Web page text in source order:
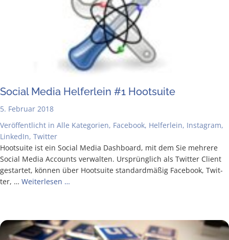
Social Media Hel­fer­lein #1 Hootsuite
5. Februar 2018
Veröffentlicht in Alle Kategorien, Facebook, Helferlein, Instagram,
LinkedIn, Twitter
Hoot­suite ist ein Social Media Dash­board, mit dem Sie meh­re­re
Social Media Accounts ver­wal­ten. Ursprüng­lich als Twit­ter Cli­ent
gestar­tet, kön­nen über Hoot­suite stan­dard­mä­ßig Face­book, Twit­
ter, … Wei­ter­le­sen …